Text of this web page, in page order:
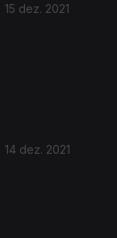
15 dez. 2021
14 dez. 2021